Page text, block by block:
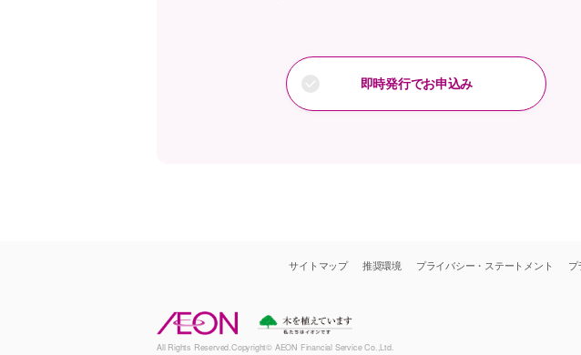
即時発行でお申込み
サイトマップ 推奨環境 プライバシー・ステートメント プ
All Rights Reserved.Copyright© AEON Financial Service Co.,Ltd.